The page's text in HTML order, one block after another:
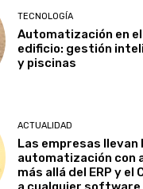
TECNOLOGÍA
Automatización en
edificio: gestión
y piscinas
ACTUALIDAD
Las empresas llevan
automatización con
más allá del ERP y el